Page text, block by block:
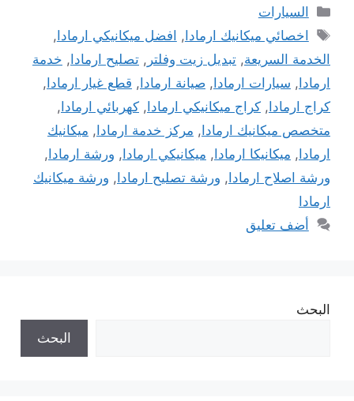
التصنيفات
السيارات
الوسوم
اخصائي ميكانيك ارمادا , افضل ميكانيكي ارمادا ,
الخدمة السريعة, تبديل زيت وفلتر , تصليح ارمادا , خدمة
ارمادا , سيارات ارمادا , صيانة ارمادا , قطع غيار ارمادا ,
كراج ارمادا , كراج ميكانيكي ارمادا , كهربائي ارمادا ,
متخصص ميكانيك ارمادا , مركز خدمة ارمادا , ميكانيك
ارمادا , ميكانيكا ارمادا , ميكانيكي ارمادا , ورشة ارمادا ,
ورشة اصلاح ارمادا , ورشة تصليح ارمادا , ورشة ميكانيك
ارمادا
أضف تعليق
البحث
البحث